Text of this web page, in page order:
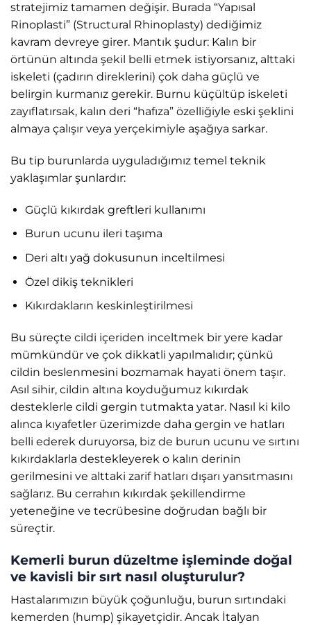
stratejimiz tamamen değişir. Burada “Yapısal
Rinoplasti” (Structural Rhinoplasty) dediğimiz
kavram devreye girer. Mantık şudur: Kalın bir
örtünün altında şekil belli etmek istiyorsanız, alttaki
iskeleti (çadırın direklerini) çok daha güçlü ve
belirgin kurmanız gerekir. Burnu küçültüp iskeleti
zayıflatırsak, kalın deri “hafıza” özelliğiyle eski şeklini
almaya çalışır veya yerçekimiyle aşağıya sarkar.
Bu tip burunlarda uyguladığımız temel teknik
yaklaşımlar şunlardır:
Güçlü kıkırdak greftleri kullanımı
Burun ucunu ileri taşıma
Deri altı yağ dokusunun inceltilmesi
Özel dikiş teknikleri
Kıkırdakların keskinleştirilmesi
Bu süreçte cildi içeriden inceltmek bir yere kadar
mümkündür ve çok dikkatli yapılmalıdır; çünkü
cildin beslenmesini bozmamak hayati önem taşır.
Asıl sihir, cildin altına koyduğumuz kıkırdak
desteklerle cildi gergin tutmakta yatar. Nasıl ki kilo
alınca kıyafetler üzerimizde daha gergin ve hatları
belli ederek duruyorsa, biz de burun ucunu ve sırtını
kıkırdaklarla destekleyerek o kalın derinin
gerilmesini ve alttaki zarif hatları dışarı yansıtmasını
sağlarız. Bu cerrahın kıkırdak şekillendirme
yeteneğine ve tecrübesine doğrudan bağlı bir
süreçtir.
Kemerli burun düzeltme işleminde doğal
ve kavisli bir sırt nasıl oluşturulur?
Hastalarımızın büyük çoğunluğu, burun sırtındaki
kemerden (hump) şikayetçidir. Ancak İtalyan